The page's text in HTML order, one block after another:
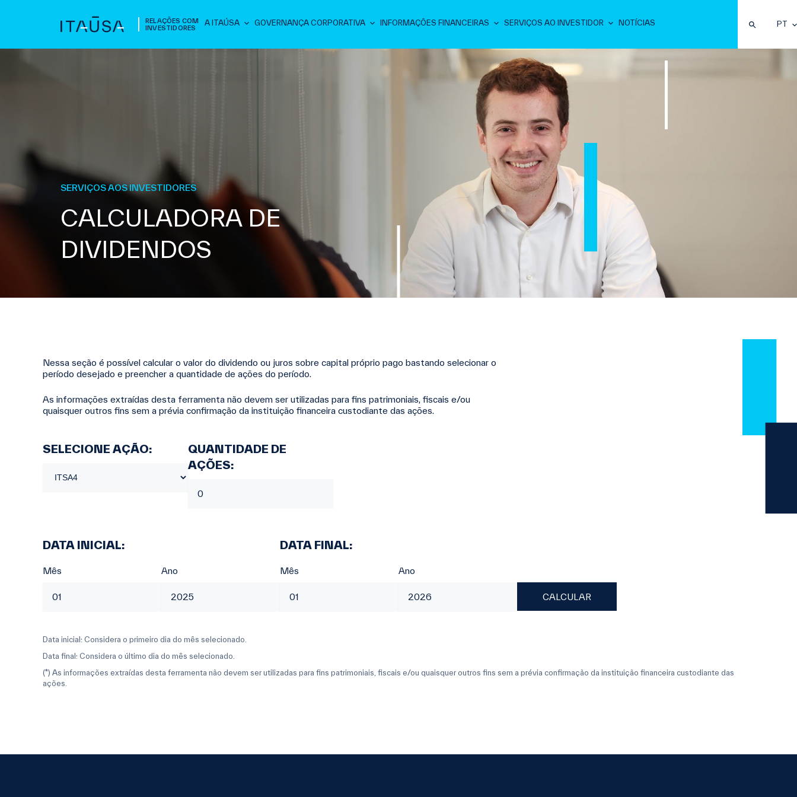
RELAÇÕES COM
INVESTIDORES
A ITAÚSA GOVERNANÇA CORPORATIVA INFORMAÇÕES FINANCEIRAS SERVIÇOS AO INVESTIDOR NOTÍCIAS PT
SERVIÇOS AOS INVESTIDORES
CALCULADORA DE
DIVIDENDOS
Nessa seção é possível calcular o valor do dividendo ou juros sobre capital próprio pago bastando selecionar o
período desejado e preencher a quantidade de ações do período.
As informações extraídas desta ferramenta não devem ser utilizadas para fins patrimoniais, fiscais e/ou
quaisquer outros fins sem a prévia confirmação da instituição financeira custodiante das ações.
SELECIONE AÇÃO:
QUANTIDADE DE
AÇÕES:
DATA INICIAL:
Mês Ano
DATA FINAL:
Mês Ano
CALCULAR
Data inicial: Considera o primeiro dia do mês selecionado.
Data final: Considera o último dia do mês selecionado.
(*) As informações extraídas desta ferramenta não devem ser utilizadas para fins patrimoniais, fiscais e/ou quaisquer outros fins sem a prévia confirmação da instituição financeira custodiante das
ações.